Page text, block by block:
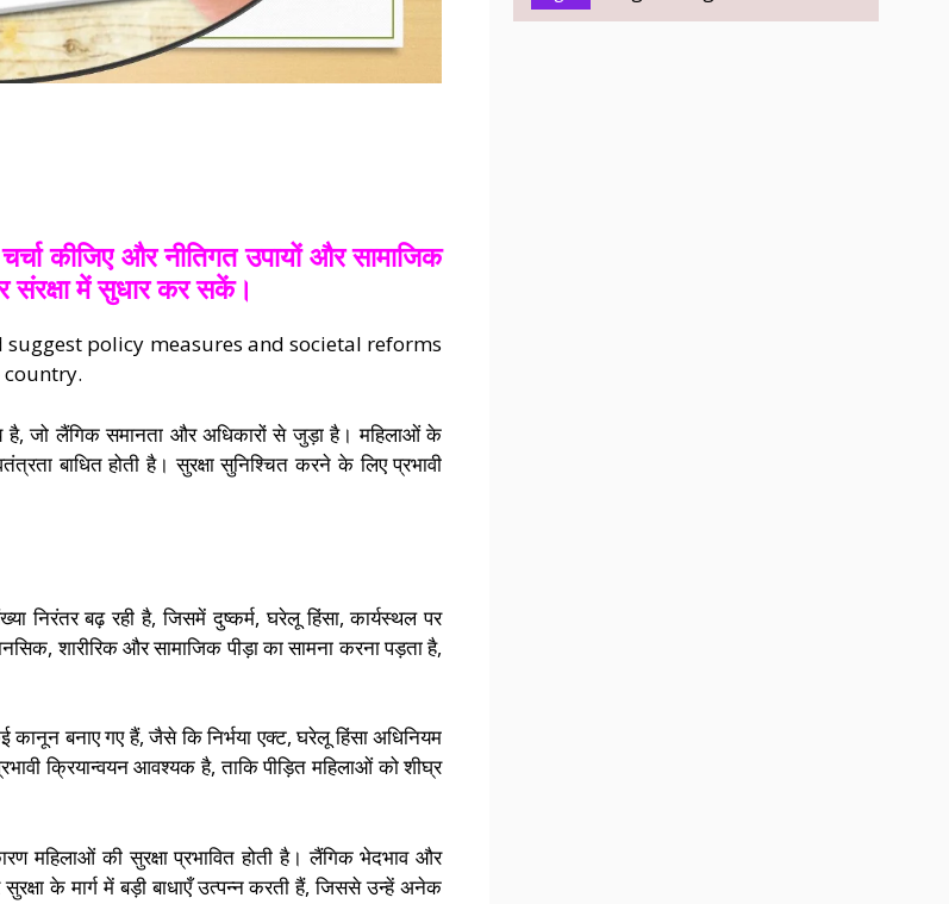
कीजिए और नीतिगत उपायों और सामाजिक
संरक्षा में सुधार कर सकें।
policy measures and societal reforms
है, जो लैंगिक समानता और अधिकारों से जुड़ा है। महिलाओं के
बाधित होती है। सुरक्षा सुनिश्चित करने के लिए प्रभावी
निरंतर बढ़ रही है, जिसमें दुष्कर्म, घरेलू हिंसा, कार्यस्थल पर
शारीरिक और सामाजिक पीड़ा का सामना करना पड़ता है,
बनाए गए हैं, जैसे कि निर्भया एक्ट, घरेलू हिंसा अधिनियम
क्रियान्वयन आवश्यक है, ताकि पीड़ित महिलाओं को शीघ्र
महिलाओं की सुरक्षा प्रभावित होती है। लैंगिक भेदभाव और
के मार्ग में बड़ी बाधाएँ उत्पन्न करती हैं, जिससे उन्हें अनेक